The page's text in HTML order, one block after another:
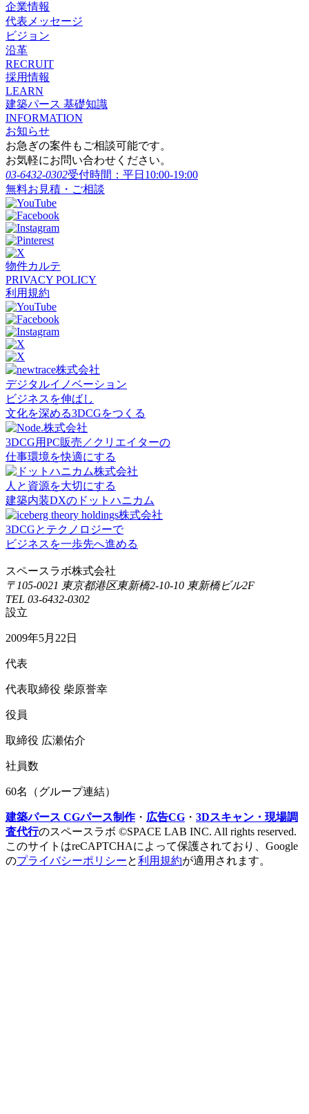
企業情報
代表メッセージ
ビジョン
沿革
RECRUIT
採用情報
LEARN
建築パース 基礎知識
INFORMATION
お知らせ
お急ぎの案件もご相談可能です。
お気軽にお問い合わせください。
03-6432-0302受付時間：平日10:00-19:00
無料お見積・ご相談
物件カルテ
PRIVACY POLICY
利用規約
デジタルイノベーション
ビジネスを伸ばし
文化を深める3DCGをつくる
3DCG用PC販売／クリエイターの
仕事環境を快適にする
人と資源を大切にする
建築内装DXのドットハニカム
3DCGとテクノロジーで
ビジネスを一歩先へ進める
スペースラボ株式会社
〒105-0021 東京都港区東新橋2-10-10 東新橋ビル2F
TEL 03-6432-0302
設立
2009年5月22日
代表
代表取締役 柴原誉幸
役員
取締役 広瀬佑介
社員数
60名（グループ連結）
建築パース CGパース制作・ 広告CG ・ 3Dスキャン・現場調
査代行のスペースラボ ©SPACE LAB INC. All rights reserved.
このサイトはreCAPTCHAによって保護されており、Google
のプライバシーポリシーと利用規約が適用されます。